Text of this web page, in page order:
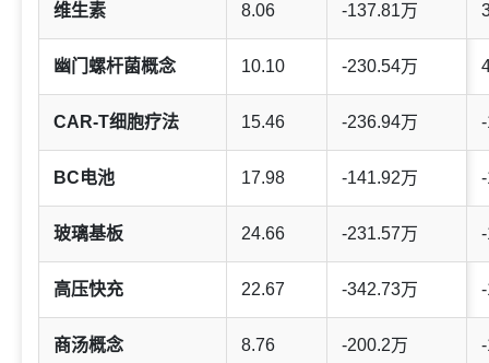
维生素 8.06 -137.81万
幽门螺杆菌概念 10.10 -230.54万
CAR-T细胞疗法 15.46 -236.94万
BC电池 17.98 -141.92万
玻璃基板 24.66 -231.57万
高压快充 22.67 -342.73万
商汤概念 8.76 -200.2万